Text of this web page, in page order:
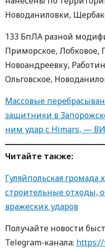
Новоданиловки,
133 БпЛА разной
Приморское, Лобковое,
Новоандреевку,
Ольговское,
Массовые
защитники в
ним удар с Himars, —
Читайте также:
Гуляйпольская громада
строительные отходы,
вражеских ударов
Получайте новости
Telegram-кaнaлa: https://